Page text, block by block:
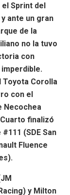
Sprint del
ante un gran
de la
no la tuvo
con
imperdible.
Toyota Corolla
con el
Necochea
finalizó
(SDE San
Fluence
y Milton